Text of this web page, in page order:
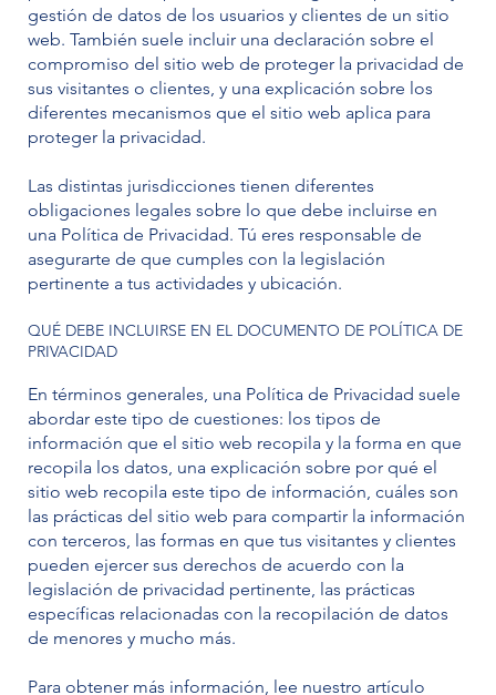
gestión de datos de los usuarios y clientes de un sitio
web. También suele incluir una declaración sobre el
compromiso del sitio web de proteger la privacidad de
sus visitantes o clientes, y una explicación sobre los
diferentes mecanismos que el sitio web aplica para
proteger la privacidad.
Las distintas jurisdicciones tienen diferentes
obligaciones legales sobre lo que debe incluirse en
una Política de Privacidad. Tú eres responsable de
asegurarte de que cumples con la legislación
pertinente a tus actividades y ubicación.
QUÉ DEBE INCLUIRSE EN EL DOCUMENTO DE POLÍTICA DE
PRIVACIDAD
En términos generales, una Política de Privacidad suele
abordar este tipo de cuestiones: los tipos de
información que el sitio web recopila y la forma en que
recopila los datos, una explicación sobre por qué el
sitio web recopila este tipo de información, cuáles son
las prácticas del sitio web para compartir la información
con terceros, las formas en que tus visitantes y clientes
pueden ejercer sus derechos de acuerdo con la
legislación de privacidad pertinente, las prácticas
específicas relacionadas con la recopilación de datos
de menores y mucho más.
Para obtener más información, lee nuestro artículo